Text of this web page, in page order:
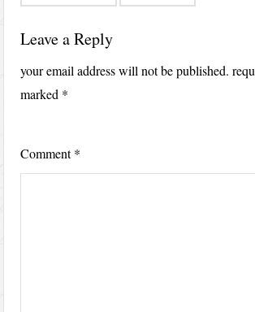
Leave a Reply
your email address will not be published.
marked *
Comment*